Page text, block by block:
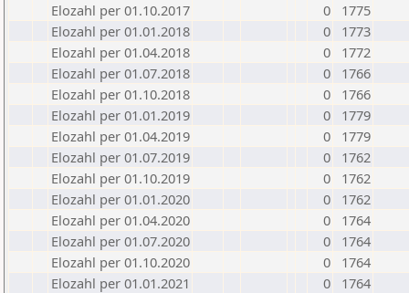
Elozahl per 01.10.2017
0
1775
Elozahl per 01.01.2018
0
1773
Elozahl per 01.04.2018
0
1772
Elozahl per 01.07.2018
0
1766
Elozahl per 01.10.2018
0
1766
Elozahl per 01.01.2019
0
1779
Elozahl per 01.04.2019
0
1779
Elozahl per 01.07.2019
0
1762
Elozahl per 01.10.2019
0
1762
Elozahl per 01.01.2020
0
1762
Elozahl per 01.04.2020
0
1764
Elozahl per 01.07.2020
0
1764
Elozahl per 01.10.2020
0
1764
Elozahl per 01.01.2021
0
1764